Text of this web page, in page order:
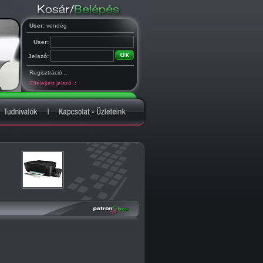
User: vendég
User:
Jelszó:
Regisztráció .:
Elfelejtett jelszó .: